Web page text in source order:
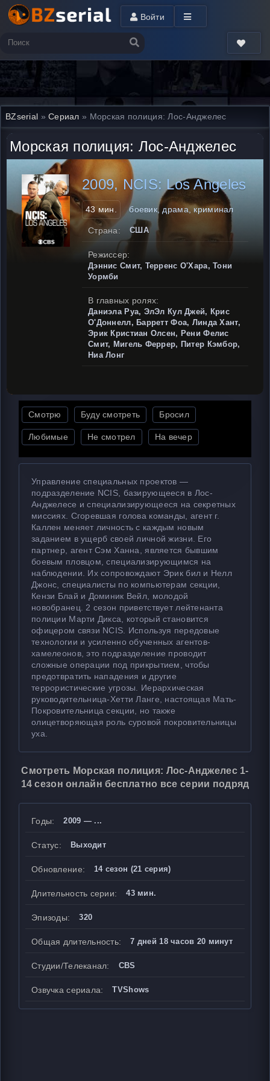
Войти
BZserial »Сериал » Морская полиция: Лос-Анджелес
Морская полиция: Лос-Анджелес
2009, NCIS: Los Angeles
43 мин. боевик, драма, криминал
Страна: США
Режиссер:
Дэннис Смит, Терренс О'Хара, Тони
Уормби
В главных ролях:
Даниэла Руа, ЭлЭл Кул Джей, Крис
О'Доннелл, Барретт Фоа, Линда Хант,
Эрик Кристиан Олсен, Рени Фелис
Смит, Мигель Феррер, Питер Кэмбор,
Ниа Лонг
Смотрю Буду смотреть Бросил
Любимые Не смотрел На вечер
Управление специальных проектов —
подразделение NCIS, базирующееся в Лос-
Анджелесе и специализирующееся на секретных
миссиях. Сгоревшая голова команды, агент г.
Каллен меняет личность с каждым новым
заданием в ущерб своей личной жизни. Его
партнер, агент Сэм Ханна, является бывшим
боевым пловцом, специализирующимся на
наблюдении. Их сопровождают Эрик бил и Нелл
Джонс, специалисты по компьютерам секции,
Кензи Блай и Доминик Вейл, молодой
новобранец. 2 сезон приветствует лейтенанта
полиции Марти Дикса, который становится
офицером связи NCIS. Используя передовые
технологии и усиленно обученных агентов-
хамелеонов, это подразделение проводит
сложные операции под прикрытием, чтобы
предотвратить нападения и другие
террористические угрозы. Иерархическая
руководительница-Хетти Ланге, настоящая Мать-
Покровительница секции, но также
олицетворяющая роль суровой покровительницы
уха.
Смотреть Морская полиция: Лос-Анджелес 1-
14 сезон онлайн бесплатно все серии подряд
Годы: 2009 — ...
Статус: Выходит
Обновление: 14 сезон (21 серия)
Длительность серии: 43 мин.
Эпизоды: 320
Общая длительность: 7 дней 18 часов 20 минут
Студии/Телеканал: CBS
Озвучка сериала: TVShows